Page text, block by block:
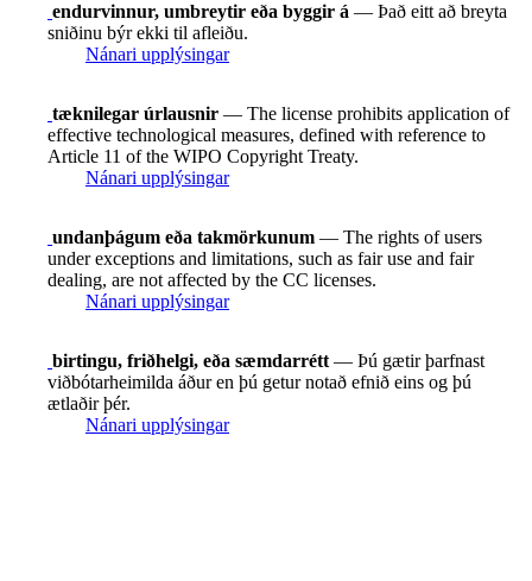
endurvinnur, umbreytir eða byggir á — Það eitt að breyta
sniðinu býr ekki til afleiðu.
Nánari upplýsingar
tæknilegar úrlausnir — The license prohibits application of
effective technological measures, defined with reference to
Article 11 of the WIPO Copyright Treaty.
Nánari upplýsingar
undanþágum eða takmörkunum — The rights of users
under exceptions and limitations, such as fair use and fair
dealing, are not affected by the CC licenses.
Nánari upplýsingar
birtingu, friðhelgi, eða sæmdarrétt — Þú gætir þarfnast
viðbótarheimilda áður en þú getur notað efnið eins og þú
ætlaðir þér.
Nánari upplýsingar